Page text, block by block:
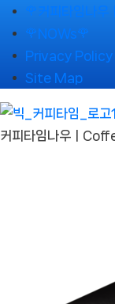
Skip
to
content
🌹커피타임나
🌹NOWs🌹
Privacy Policy
Site Map
커피타임나우ㅣ